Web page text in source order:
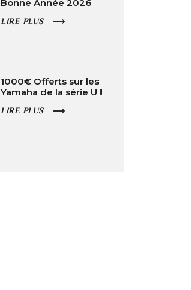
Bonne Année 2026
LIRE PLUS
1000€ Offerts sur les
Yamaha de la série U !
LIRE PLUS